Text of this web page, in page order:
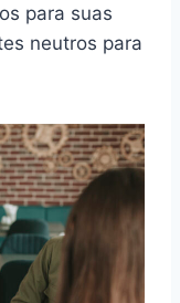
para suas
neutros para